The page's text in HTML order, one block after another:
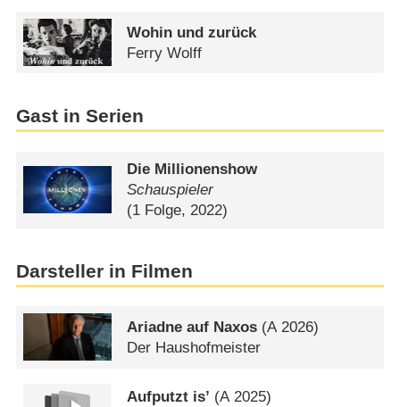
Wohin und zurück
Ferry Wolff
Gast in Serien
Die Millionenshow
Schauspieler
(1 Folge, 2022)
Darsteller in Filmen
Ariadne auf Naxos (A 2026)
Der Haushofmeister
Aufputzt is’ (A2025)